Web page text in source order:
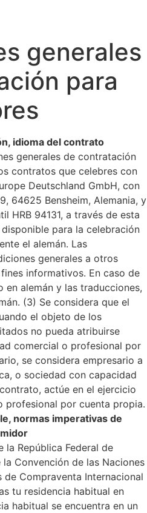
generales
para
idioma del contrato
generales de contratación
contratos que celebres con
Deutschland GmbH, con
64625 Bensheim, Alemania, y
HRB 94131, a través de esta
para la celebración
el alemán. Las
generales a otros
informativos. En caso de
alemán y las traducciones,
(3) Se considera que el
el objeto de los
no pueda atribuirse
comercial o profesional por
se considera empresario a
o sociedad con capacidad
actúe en el ejercicio
profesional por cuenta propia.
normas imperativas de
la República Federal de
Convención de las Naciones
Compraventa Internacional
tu residencia habitual en
habitual se encuentra en un